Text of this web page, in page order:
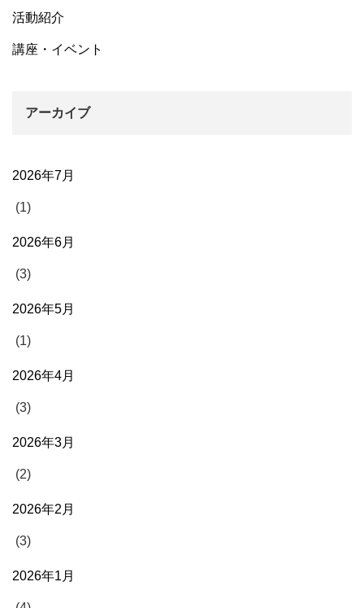
活動紹介
講座・イベント
アーカイブ
2026年7月
(1)
2026年6月
(3)
2026年5月
(1)
2026年4月
(3)
2026年3月
(2)
2026年2月
(3)
2026年1月